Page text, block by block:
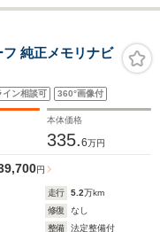
純正メモリナビ
イン相談可 360°画像付
本体価格
335.6万円
円
走行 5.2万km
修復
なし
整備
法定整備付